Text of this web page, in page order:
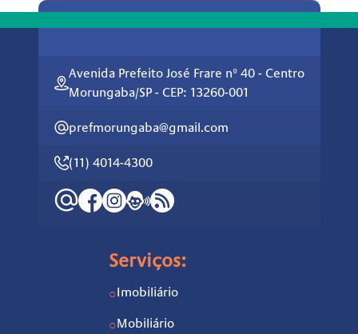
Avenida Prefeito José Frare nº 40 - Centro
Morungaba/SP - CEP: 13260-001
prefmorungaba@gmail.com
(11) 4014-4300
Serviços:
○ Imobiliário
○Mobiliário